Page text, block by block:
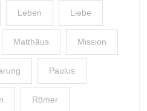
Leben Liebe
Matthäus Mission
Paulus
Römer